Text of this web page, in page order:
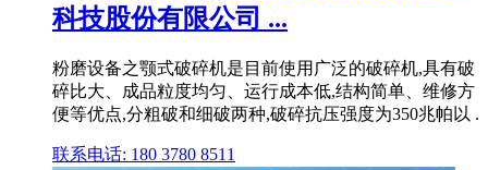
科技股份有限公司 ...
粉磨设备之颚式破碎机是目前使用广泛的破碎机,具有破
碎比大、成品粒度均匀、运行成本低,结构简单、维修方
便等优点,分粗破和细破两种,破碎抗压强度为350兆帕以 .
联系电话: 180 3780 8511